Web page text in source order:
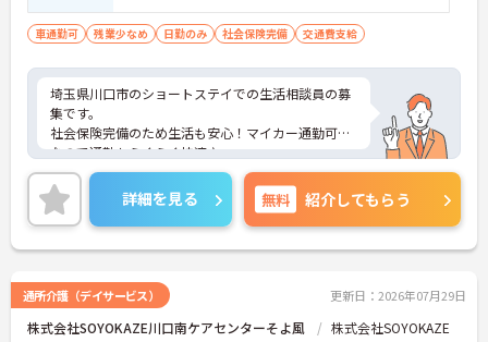
叶うストレスフリーな職場です
【手厚いサポート体制と多職種連携のもとで、安心
して業務に取り組めます】 ・毎朝のミーティングで
情報共有を行っており、困った時もすぐに相談・フ
ォローが可能です ・職種を超えた連携が根付いてい
る風通しの良い職場で、70歳までの再雇用制度のも
と長く働けます
車通勤可 残業少なめ 日勤のみ 社会保険完備 交通費支給
埼玉県川口市のショートステイでの生活相談員の募
集です。
社会保険完備のため生活も安心！マイカー通勤可能
なので通勤もらくらく快適♪
ご興味のある方は、面接のポイントをお伝えします
のでお気軽にお問い合せください。
詳細を見る 無料 紹介してもらう
通所介護（デイサービス） 更新日：2026年07月29日
株式会社SOYOKAZE川口南ケアセンターそよ風 株式会社SOYOKAZE